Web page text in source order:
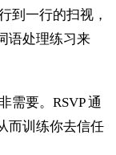
到一行的扫视，
语处理练习来
需要。RSVP 通
而训练你去信任